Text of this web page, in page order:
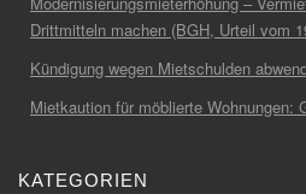
Drittmitteln machen (BGH, Urteil vom
Kündigung wegen Mietschulden
Mietkaution für möblierte Wohnungen:
KATEGORIEN